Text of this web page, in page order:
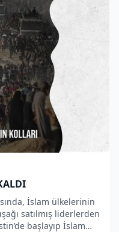
İslam ülkelerinin
satılmış liderlerden
başlayıp İslam